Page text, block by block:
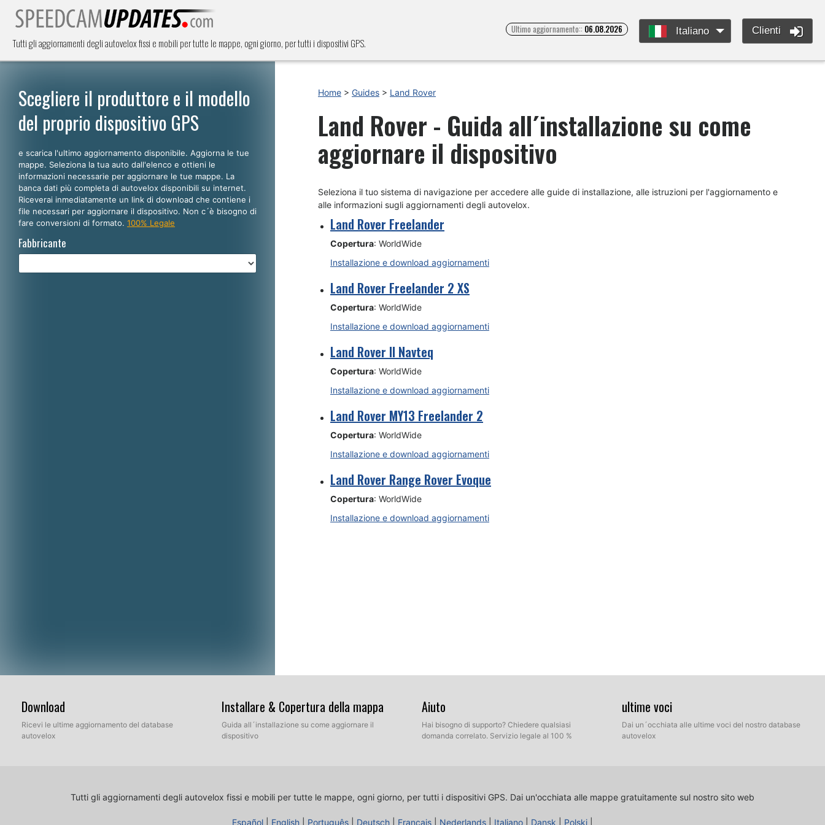
Tutti gli aggiornamenti degli autovelox fissi e mobili per tutte le mappe, ogni giorno, per tutti i dispositivi GPS.
Ultimo aggiornamento:: 06.08.2026 Italiano Clienti
Scegliere il produttore e il modello
del proprio dispositivo GPS
e scarica l'ultimo aggiornamento disponibile. Aggiorna le tue
mappe. Seleziona la tua auto dall'elenco e ottieni le
informazioni necessarie per aggiornare le tue mappe. La
banca dati più completa di autovelox disponibili su internet.
Riceverai inmediatamente un link di download che contiene i
file necessari per aggiornare il dispositivo. Non c´è bisogno di
fare conversioni di formato. 100% Legale
Fabbricante
Home > Guides > Land Rover
Land Rover - Guida all´installazione su come
aggiornare il dispositivo
Seleziona il tuo sistema di navigazione per accedere alle guide di installazione, alle istruzioni per l'aggiornamento e
alle informazioni sugli aggiornamenti degli autovelox.
Land Rover Freelander
Copertura: WorldWide
Installazione e download aggiornamenti
Land Rover Freelander 2 XS
Copertura: WorldWide
Installazione e download aggiornamenti
Land Rover II Navteq
Copertura: WorldWide
Installazione e download aggiornamenti
Land Rover MY13 Freelander 2
Copertura: WorldWide
Installazione e download aggiornamenti
Land Rover Range Rover Evoque
Copertura: WorldWide
Installazione e download aggiornamenti
Download
Ricevi le ultime aggiornamento del database
autovelox
Installare & Copertura della mappa
Guida all´installazione su come aggiornare il
dispositivo
Aiuto
Hai bisogno di supporto? Chiedere qualsiasi
domanda correlato. Servizio legale al 100 %
ultime voci
Dai un´occhiata alle ultime voci del nostro database
autovelox
Tutti gli aggiornamenti degli autovelox fissi e mobili per tutte le mappe, ogni giorno, per tutti i dispositivi GPS. Dai un'occhiata alle mappe gratuitamente sul nostro sito web
Español English Português Deutsch Français Nederlands Italiano Dansk Polski